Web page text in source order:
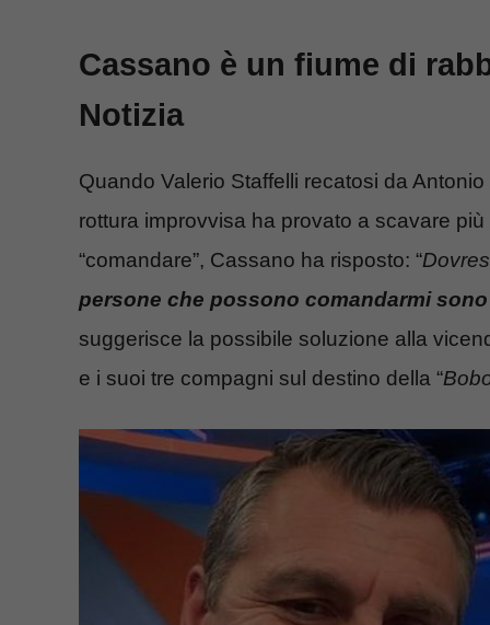
Cassano è un fiume di
Notizia
Quando Valerio Staffelli recatosi da
rottura improvvisa ha provato a scavare
“comandare”, Cassano ha risposto: “
persone che possono comandarmi
suggerisce la possibile soluzione alla
e i suoi tre compagni sul destino della “